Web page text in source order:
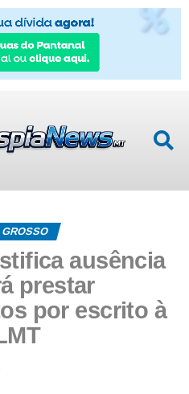
GROSSO
ausência
prestar
por escrito à